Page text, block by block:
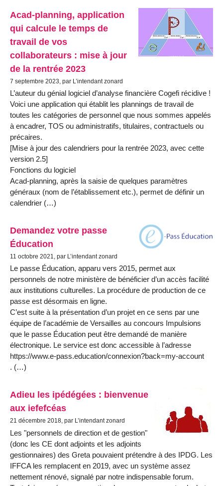
Acad-planning, application
qui calcule le temps de
travail de vos
collaborateurs : mise à jour
de la rentrée 2023
7 septembre 2023, par L’intendant zonard
L’auteur du génial logiciel d’analyse financière Cogefi récidive !
Voici une application qui établit les plannings de travail de
toutes les catégories de personnel que nous sommes appelés
à encadrer, TOS ou administratifs, titulaires, contractuels ou
précaires.
[Mise à jour des calendriers pour la rentrée 2023, avec cette
version 2.5]
Fonctions du logiciel
Acad-planning, après la saisie de quelques paramètres
généraux (nom de l’établissement etc.), permet de définir un
calendrier (…)
Demandez votre passe
Éducation
11 octobre 2021, par L’intendant zonard
Le passe Éducation, apparu vers 2015, permet aux
personnels de notre ministère de bénéficier d’un accès facilité
aux institutions culturelles. La procédure de production de ce
passe est désormais en ligne.
C’est suite à la présentation d’un projet en ce sens par une
équipe de l’académie de Versailles au concours Impulsions
que le passe Éducation peut être demandé de manière
électronique. Le service est donc accessible à l’adresse
https://www.e-pass.education/connexion?back=my-account
. (…)
Adieu les ipédégées : bienvenue
aux iefefcéas
21 décembre 2018, par L’intendant zonard
Les "personnels de direction et de gestion"
(donc les CE dont adjoints et les adjoints
gestionnaires) des Greta pouvaient prétendre à des IPDG. Les
IFFCA les remplacent en 2019, avec un système assez
nettement rénové, signalé par notre indispensable forum.